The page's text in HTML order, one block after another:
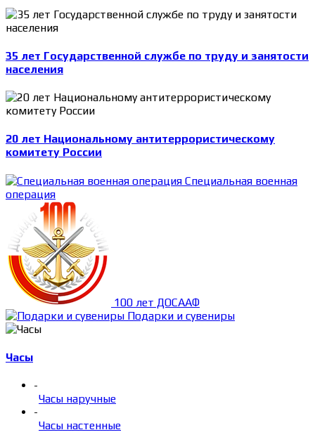
35 лет Государственной службе по труду и занятости
населения
20 лет Национальному антитеррористическому
комитету России
Специальная военная
операция
100 лет ДОСААФ
Подарки и сувениры
Часы
-
Часы наручные
-
Часы настенные